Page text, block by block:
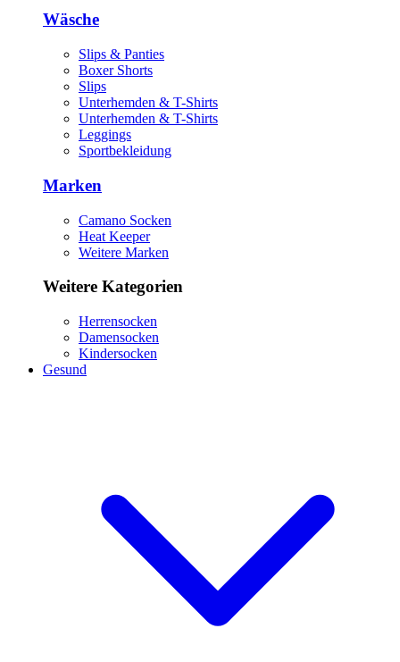
Wäsche
Slips & Panties
Boxer Shorts
Slips
Unterhemden & T-Shirts
Unterhemden & T-Shirts
Leggings
Sportbekleidung
Marken
Camano Socken
Heat Keeper
Weitere Marken
Weitere Kategorien
Herrensocken
Damensocken
Kindersocken
Gesund